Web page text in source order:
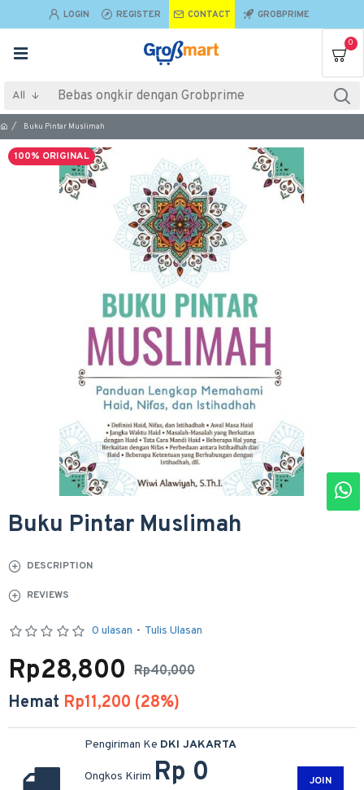
LOGIN REGISTER CONTACT GROBPRIME
0
All
Buku Pintar Muslimah
100% ORIGINAL
Buku Pintar Muslimah
DESCRIPTION
REVIEWS
0 ulasan - Tulis Ulasan
Rp40,000
Rp28,800
Hemat Rp11,200 (28%)
Pengiriman Ke DKI JAKARTA
Ongkos Kirim Rp 0 JOIN